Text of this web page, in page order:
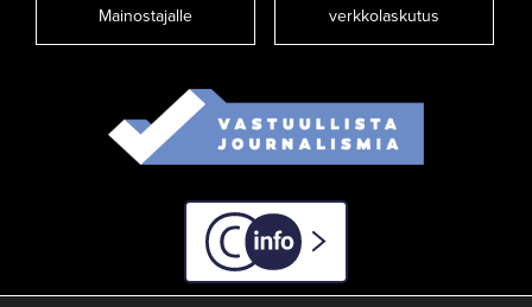
Mainostajalle
verkkolaskutus
C-info